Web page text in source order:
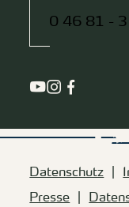
0 46 81 -
Datenschutz
Presse